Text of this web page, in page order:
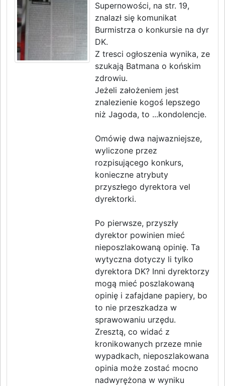
Supernowości, na str. 19,
znalazł się komunikat
Burmistrza o konkursie na dyr
DK.
Z tresci ogłoszenia wynika, ze
szukają Batmana o końskim
zdrowiu.
Jeżeli założeniem jest
znalezienie kogoś lepszego
niż Jagoda, to ...kondolencje.
Omówię dwa najwazniejsze,
wyliczone przez
rozpisującego konkurs,
konieczne atrybuty
przyszłego dyrektora vel
dyrektorki.
Po pierwsze, przyszły
dyrektor powinien mieć
nieposzlakowaną opinię. Ta
wytyczna dotyczy li tylko
dyrektora DK? Inni dyrektorzy
mogą mieć poszlakowaną
opinię i zafajdane papiery, bo
to nie przeszkadza w
sprawowaniu urzędu.
Zresztą, co widać z
kronikowanych przeze mnie
wypadkach, nieposzlakowana
opinia może zostać mocno
nadwyrężona w wyniku